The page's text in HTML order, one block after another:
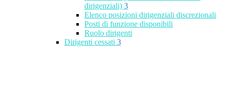
dirigenziali) 3
Elenco posizioni dirigenziali discrezionali
Posti di funzione disponibili
Ruolo dirigenti
Dirigenti cessati 3